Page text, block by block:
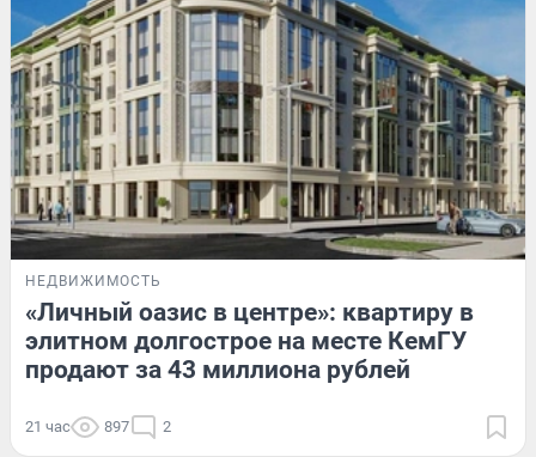
НЕДВИЖИМОСТЬ
«Личный оазис в центре»: квартиру в
элитном долгострое на месте КемГУ
продают за 43 миллиона рублей
21 час 897 2